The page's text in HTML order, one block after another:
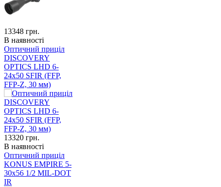
13348 грн.
В наявності
Оптичний приціл
DISCOVERY
OPTICS LHD 6-
24x50 SFIR (FFP,
FFP-Z, 30 мм)
13320 грн.
В наявності
Оптичний приціл
KONUS EMPIRE 5-
30x56 1/2 MIL-DOT
IR